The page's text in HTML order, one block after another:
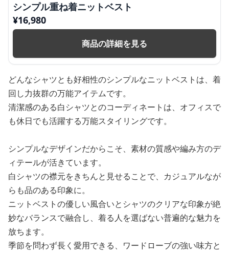
シンプル重ね着ニットベスト
¥16,980
商品の詳細を見る
どんなシャツとも好相性のシンプルなニットベストは、着
回し力抜群の万能アイテムです。
清潔感のある白シャツとのコーディネートは、オフィスで
も休日でも活躍する万能スタイリングです。
シンプルなデザインだからこそ、素材の質感や編み方のデ
ィテールが活きています。
白シャツの襟元をきちんと見せることで、カジュアルなが
らも品のある印象に。
ニットベストの優しい風合いとシャツのクリアな印象が絶
妙なバランスで融合し、着る人を選ばない普遍的な魅力を
放ちます。
季節を問わず長く愛用できる、ワードローブの強い味方と